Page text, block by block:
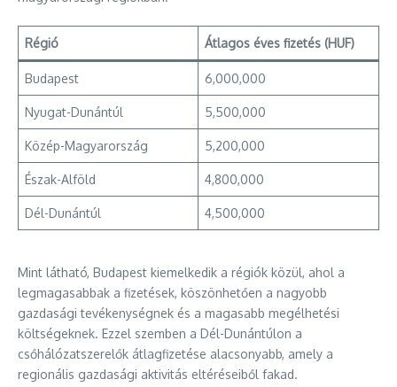
Régió Átlagos éves fizetés (HUF)
Budapest 6,000,000
Nyugat-Dunántúl 5,500,000
Közép-Magyarország 5,200,000
Észak-Alföld 4,800,000
Dél-Dunántúl 4,500,000
Mint látható, Budapest kiemelkedik a régiók közül, ahol a
legmagasabbak a fizetések, köszönhetően a nagyobb
gazdasági tevékenységnek és a magasabb megélhetési
költségeknek. Ezzel szemben a Dél-Dunántúlon a
csőhálózatszerelők átlagfizetése alacsonyabb, amely a
regionális gazdasági aktivitás eltéréseiből fakad.